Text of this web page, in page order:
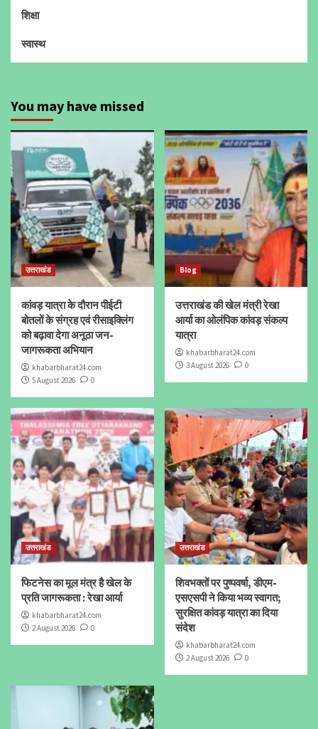
शिक्षा
स्वास्थ
You may have missed
उत्तराखंड
कांवड़ यात्रा के दौरान पीईटी
बोतलों के संग्रह एवं रीसाइक्लिंग
को बढ़ावा देगा अनूठा जन-
जागरूकता अभियान
khabarbharat24.com
5 August 2026
0
Blog
उत्तराखंड की खेल मंत्री रेखा
आर्या का ओलंपिक कांवड़ संकल्प
यात्रा
khabarbharat24.com
3 August 2026
0
उत्तराखंड
फिटनेस का मूल मंत्र है खेल के
प्रति जागरूकता : रेखा आर्या
khabarbharat24.com
2 August 2026
0
उत्तराखंड
शिवभक्तों पर पुष्पवर्षा, डीएम-
एसएसपी ने किया भव्य स्वागत;
सुरक्षित कांवड़ यात्रा का दिया
संदेश
khabarbharat24.com
2 August 2026
0